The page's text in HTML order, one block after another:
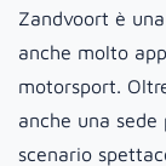
Zandvoort è
anche molto
motorsport.
anche una
scenario